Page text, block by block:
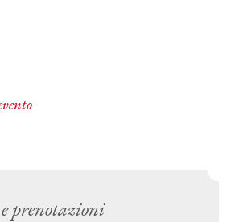
prenotazioni